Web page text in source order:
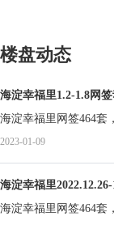
楼盘动态
海淀幸福里1.2-1.8网
海淀幸福里网签464套
2023-01-09
海淀幸福里
海淀幸福里网签464套